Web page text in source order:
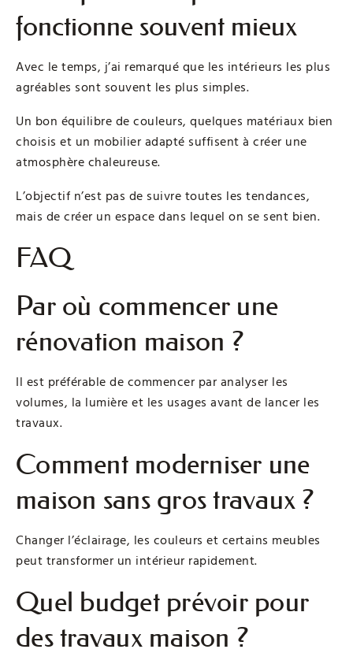
fonctionne souvent mieux
Avec le temps, j’ai remarqué que les intérieurs les plus
agréables sont souvent les plus simples.
Un bon équilibre de couleurs, quelques matériaux bien
choisis et un mobilier adapté suffisent à créer une
atmosphère chaleureuse.
L’objectif n’est pas de suivre toutes les tendances,
mais de créer un espace dans lequel on se sent bien.
FAQ
Par où commencer une
rénovation maison ?
Il est préférable de commencer par analyser les
volumes, la lumière et les usages avant de lancer les
travaux.
Comment moderniser une
maison sans gros travaux ?
Changer l’éclairage, les couleurs et certains meubles
peut transformer un intérieur rapidement.
Quel budget prévoir pour
des travaux maison ?